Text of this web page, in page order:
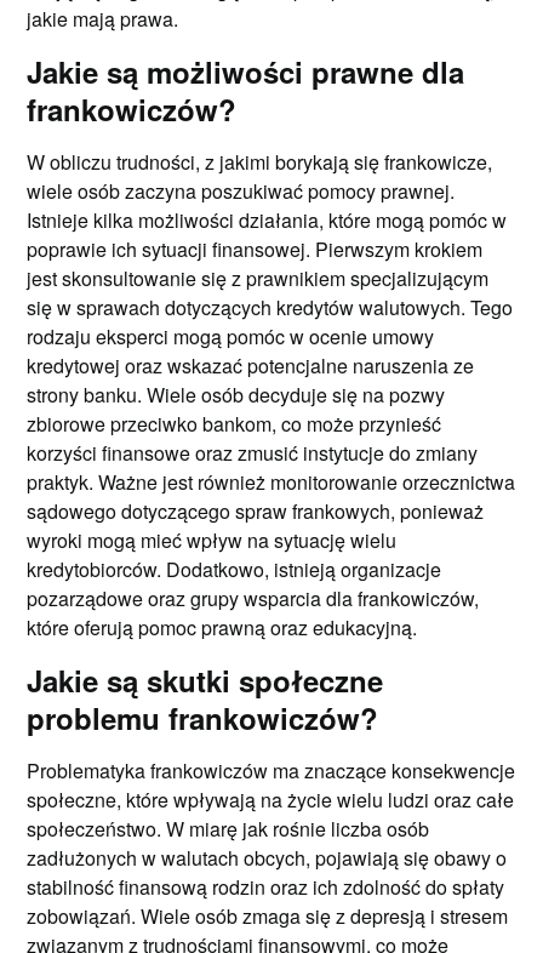
jakie mają prawa.
Jakie są możliwości prawne dla
frankowiczów?
W obliczu trudności, z jakimi borykają się frankowicze,
wiele osób zaczyna poszukiwać pomocy prawnej.
Istnieje kilka możliwości działania, które mogą pomóc w
poprawie ich sytuacji finansowej. Pierwszym krokiem
jest skonsultowanie się z prawnikiem specjalizującym
się w sprawach dotyczących kredytów walutowych. Tego
rodzaju eksperci mogą pomóc w ocenie umowy
kredytowej oraz wskazać potencjalne naruszenia ze
strony banku. Wiele osób decyduje się na pozwy
zbiorowe przeciwko bankom, co może przynieść
korzyści finansowe oraz zmusić instytucje do zmiany
praktyk. Ważne jest również monitorowanie orzecznictwa
sądowego dotyczącego spraw frankowych, ponieważ
wyroki mogą mieć wpływ na sytuację wielu
kredytobiorców. Dodatkowo, istnieją organizacje
pozarządowe oraz grupy wsparcia dla frankowiczów,
które oferują pomoc prawną oraz edukacyjną.
Jakie są skutki społeczne
problemu frankowiczów?
Problematyka frankowiczów ma znaczące konsekwencje
społeczne, które wpływają na życie wielu ludzi oraz całe
społeczeństwo. W miarę jak rośnie liczba osób
zadłużonych w walutach obcych, pojawiają się obawy o
stabilność finansową rodzin oraz ich zdolność do spłaty
zobowiązań. Wiele osób zmaga się z depresją i stresem
związanym z trudnościami finansowymi, co może